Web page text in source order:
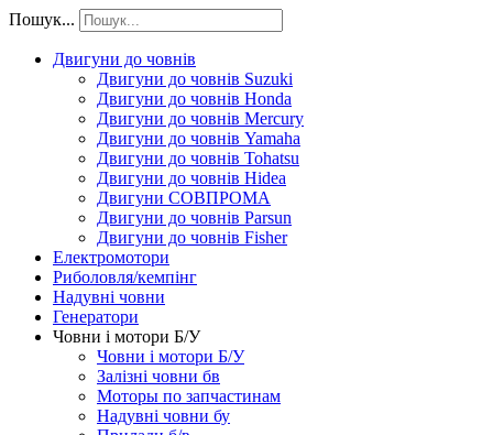
Пошук...
Двигуни до човнів
Двигуни до човнів Suzuki
Двигуни до човнів Honda
Двигуни до човнів Mercury
Двигуни до човнів Yamaha
Двигуни до човнів Tohatsu
Двигуни до човнів Hidea
Двигуни СОВПРОМА
Двигуни до човнів Parsun
Двигуни до човнів Fisher
Електромотори
Риболовля/кемпінг
Надувні човни
Генератори
Човни і мотори Б/У
Човни і мотори Б/У
Залізні човни бв
Моторы по запчастинам
Надувні човни бу